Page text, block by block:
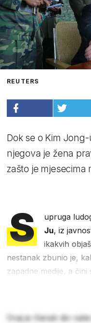
REUTERS
Dok se o Kim
njegova je žena
zašto je mjesecima
S upruga
Ju, iz
ikakvih
nestanak zbunio je,
zapadne medije, a čini
Ovaj je članak dio